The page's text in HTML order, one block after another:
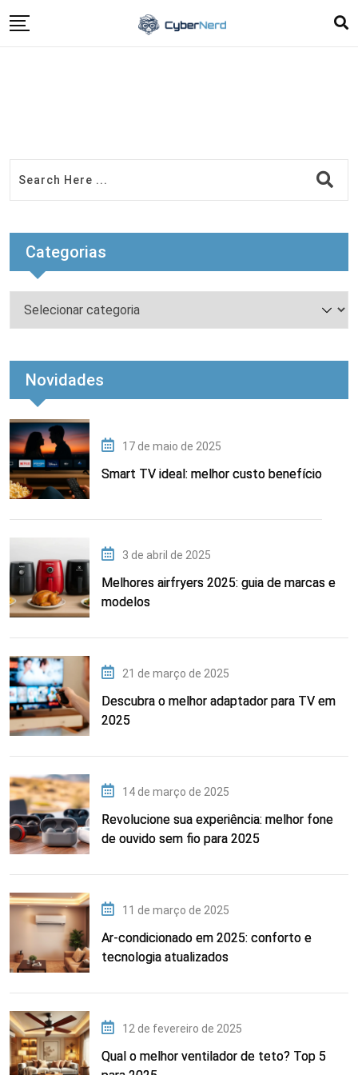
Categorias
Novidades
17 de maio de 2025
Smart TV ideal: melhor custo benefício
3 de abril de 2025
Melhores airfryers 2025: guia de marcas e
modelos
21 de março de 2025
Descubra o melhor adaptador para TV em
2025
14 de março de 2025
Revolucione sua experiência: melhor fone
de ouvido sem fio para 2025
11 de março de 2025
Ar-condicionado em 2025: conforto e
tecnologia atualizados
12 de fevereiro de 2025
Qual o melhor ventilador de teto? Top 5